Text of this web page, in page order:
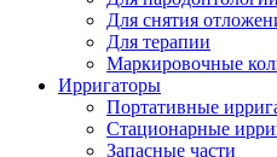
Для снятия
Для терапии
Маркировочные
Ирригаторы
Портативные
Стационарные
Запасные части